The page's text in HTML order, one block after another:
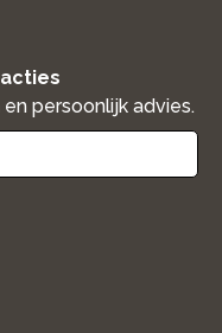
persoonlijk advies.